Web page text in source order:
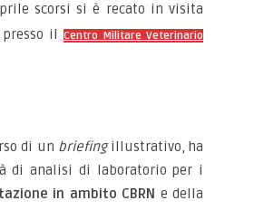
scorsi si è recato in visita
presso ilCentro Militare Veterinario
di un briefingillustrativo, ha
di analisi di laboratorio per i
in ambito CBRN e della